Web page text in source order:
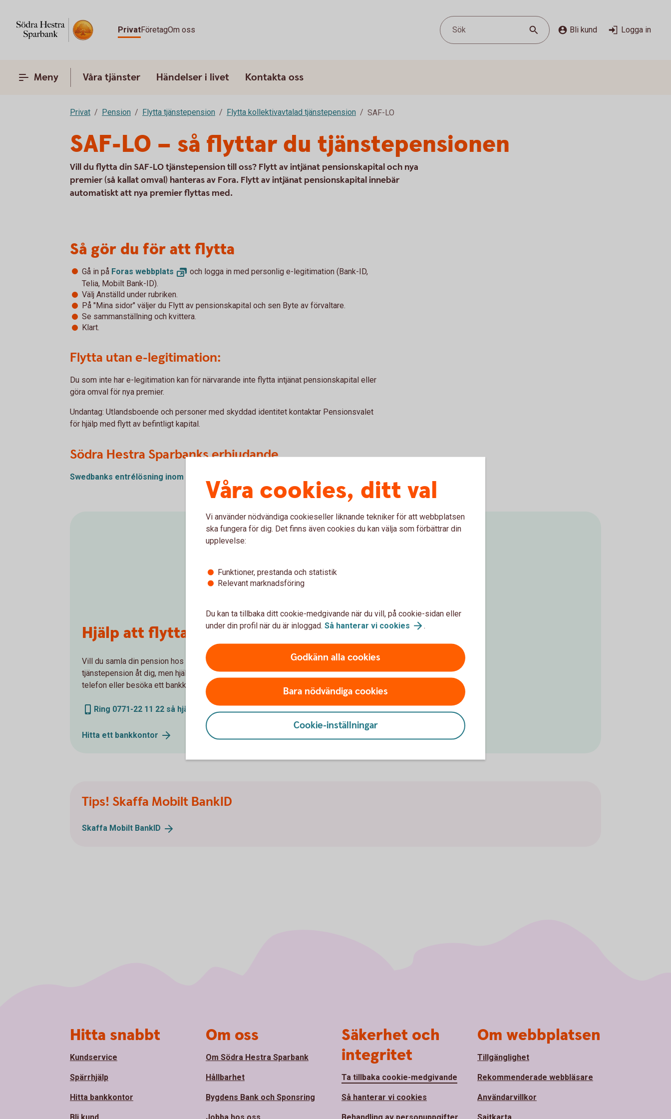
PrivatFöretagOm oss Sök Bli kund Logga in
Meny Våra tjänster Händelser i livet Kontakta oss
Privat Pension Flytta tjänstepension Flytta kollektivavtalad tjänstepension SAF-LO
SAF-LO – så flyttar du tjänstepensionen
Vill du flytta din SAF-LO tjänstepension till oss? Flytt av intjänat pensionskapital och nya
premier (så kallat omval) hanteras av Fora. Flytt av intjänat pensionskapital innebär
automatiskt att nya premier flyttas med.
Så gör du för att flytta
Gå in på Foras webbplats
och logga in med personlig e-legitimation (Bank-ID,
Telia, Mobilt Bank-ID).
Välj Anställd under rubriken.
På "Mina sidor" väljer du Flytt av pensionskapital och sen Byte av förvaltare.
Se sammanställning och kvittera.
Klart.
Flytta utan e-legitimation:
Du som inte har e-legitimation kan för närvarande inte flytta intjänat pensionskapital eller
göra omval för nya premier.
Undantag: Utlandsboende och personer med skyddad identitet kontaktar Pensionsvalet
för hjälp med flytt av befintligt kapital.
Södra Hestra Sparbanks erbjudande
Swedbanks entrélösning inom SAF-LO
Hjälp att flytta tjänstepension
Vill du samla din pension hos oss och få en bättre överblick? Vi kan inte flytta din
tjänstepension åt dig, men hjälper gärna till med det. Välkommen att kontakta oss på
telefon eller besöka ett bankkontor.
Ring 0771-22 11 22 så hjälper vi dig flytta tjänstepensionen
Hitta ett bankkontor
flytt av pension
Tips! Skaffa Mobilt BankID
Skaffa Mobilt BankID
Våra cookies, ditt val
Vi använder nödvändiga cookieseller liknande tekniker för att webbplatsen
ska fungera för dig. Det finns även cookies du kan välja som förbättrar din
upplevelse:
Funktioner, prestanda och statistik
Relevant marknadsföring
Du kan ta tillbaka ditt cookie-medgivande när du vill, på cookie-sidan eller
under din profil när du är inloggad. Så hanterar vi cookies .
Godkänn alla cookies
Bara nödvändiga cookies
Cookie-inställningar
Hitta snabbt
Kundservice
Spärrhjälp
Hitta bankkontor
Om oss
Om Södra Hestra Sparbank
Hållbarhet
Bygdens Bank och Sponsring
Säkerhet och
integritet
Ta tillbaka cookie-medgivande
Så hanterar vi cookies
Om webbplatsen
Tillgänglighet
Rekommenderade webbläsare
Användarvillkor